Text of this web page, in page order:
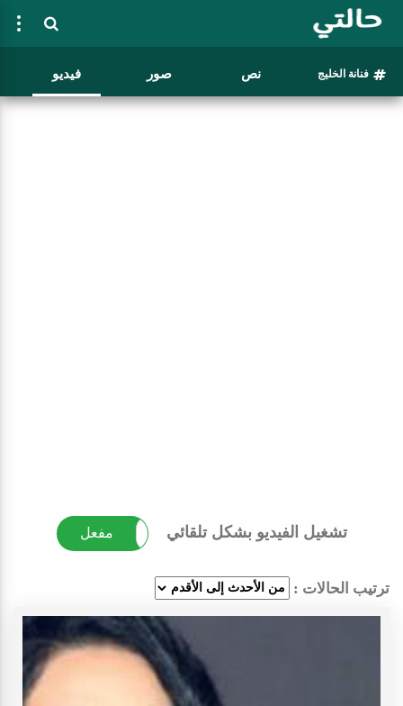
فنانة الخليج نص صور فيديو
تشغيل الفيديو بشكل تلقائي مفعل غير مفعل
ترتيب الحالات :